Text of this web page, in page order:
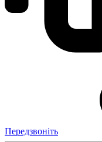
Передзвоніть